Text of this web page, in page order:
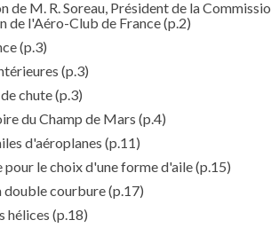
de M. R. Soreau, Président de la
de l'Aéro-Club de France(p.2)
(p.3)
(p.3)
chute(p.3)
du Champ de Mars (p.4)
d'aéroplanes (p.11)
le choix d'une forme d'aile(p.15)
double courbure(p.17)
hélices (p.18)